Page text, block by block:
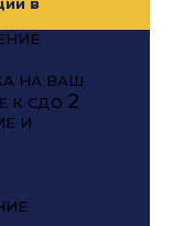
НА ВАШ
К СДО 2
И